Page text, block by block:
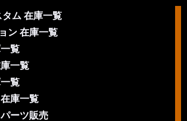
タム 在庫一覧
ン 在庫一覧
覧
一覧
覧
庫一覧
ーツ販売